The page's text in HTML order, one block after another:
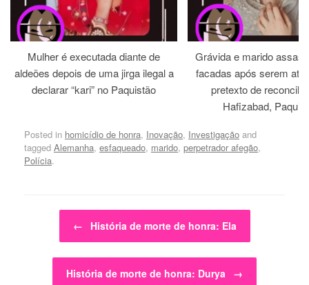
Mulher é executada diante de
aldeões depois de uma jirga ilegal a
declarar “kari” no Paquistão
Grávida e marido
facadas após serem
pretexto de
Hafizabad,
Posted in homicídio de honra, Inovação, Investigação and
tagged Alemanha, esfaqueado, marido, perpetrador afegão,
Polícia.
Post navigation
← História de morte de honra: Ela
História de morte de honra: Durya →